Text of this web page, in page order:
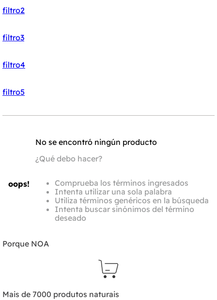
filtro2
filtro3
filtro4
filtro5
oops!
No se encontró ningún producto
¿Qué debo hacer?
Comprueba los términos ingresados
Intenta utilizar una sola palabra
Utiliza términos genéricos en la búsqueda
Intenta buscar sinónimos del término
deseado
Porque NOA
Mais de 7000 produtos naturais